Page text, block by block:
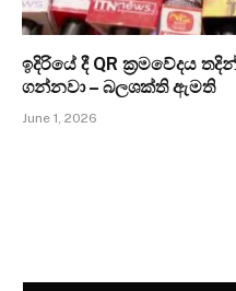
ඉදිරියේ දී QR ක්‍රමවේදය
ගන්නවා – බලශක්ති ඇමති
June 1, 2026